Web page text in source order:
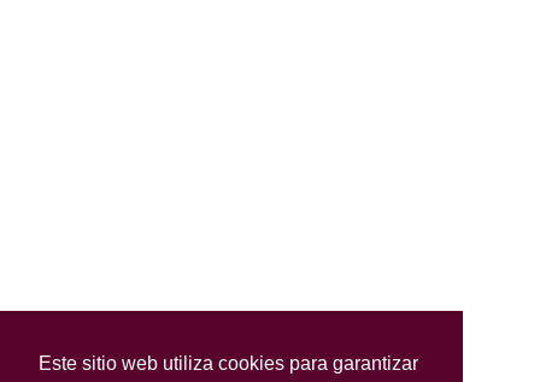
Este sitio web utiliza cookies para garantizar